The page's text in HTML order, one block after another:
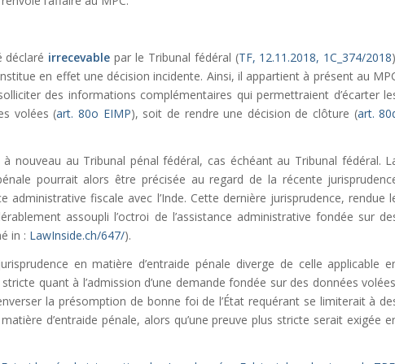
déclaré irrecevable par le Tribunal fédéral (TF, 12.11.2018, 1C_374/2018
en effet une décision incidente. Ainsi, il appartient à présent au
des informations complémentaires qui permettraient d’écarter
volées (art. 80o EIMP), soit de rendre une décision de clôture (art.
nouveau au Tribunal pénal fédéral, cas échéant au Tribunal fédéral.
pourrait alors être précisée au regard de la récente
administrative fiscale avec l’Inde. Cette dernière jurisprudence, rendue
assoupli l’octroi de l’assistance administrative fondée sur
in : LawInside.ch/647/).
en matière d’entraide pénale diverge de celle applicable
quant à l’admission d’une demande fondée sur des données
la présomption de bonne foi de l’État requérant se limiterait à
d’entraide pénale, alors qu’une preuve plus stricte serait exigée